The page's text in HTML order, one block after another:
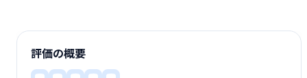
評価の概要